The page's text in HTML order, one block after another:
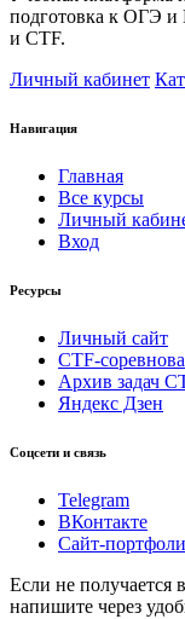
подготовка к ОГЭ и
и CTF.
Личный кабинет
Навигация
Главная
Все курсы
Личный
Вход
Ресурсы
Личный сайт
CTF-
Архив задач
Яндекс Дзен
Соцсети и связь
Telegram
ВКонтакте
Сайт-
Если не получается
напишите через